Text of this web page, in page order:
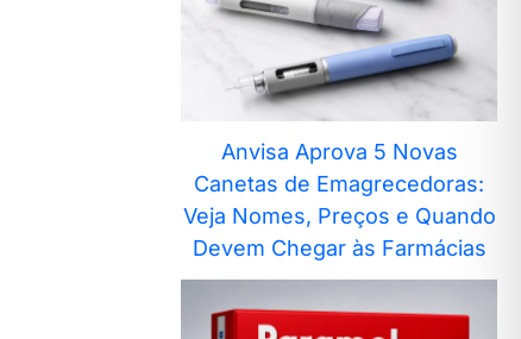
Anvisa Aprova 5 Novas
Canetas de Emagrecedoras:
Veja Nomes, Preços e Quando
Devem Chegar às Farmácias